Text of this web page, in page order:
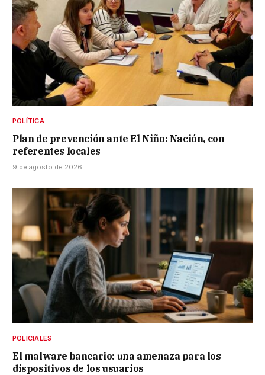
POLÍTICA
Plan de prevención ante El Niño: Nación, con
referentes locales
9 de agosto de 2026
POLICIALES
El malware bancario: una amenaza para los
dispositivos de los usuarios